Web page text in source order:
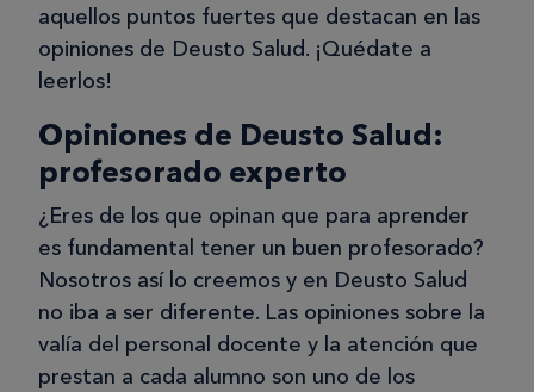
22/04/2025
pediatría
mi experiencia a sido muy
satisfactoria en todos los aspectos y
todo muy completo lo único que a la
hora de conexión tarda muy poco en
desconectarse pero por lo general
esta todo perfecto y muy bien
explicado y seguiré formándome con
aquellos puntos fuertes que destacan en las
opiniones de Deusto Salud. ¡Quédate a
leerlos!
Opiniones de Deusto Salud:
profesorado experto
¿Eres de los que opinan que para aprender
es fundamental tener un buen profesorado?
Nosotros así lo creemos y en Deusto Salud
no iba a ser diferente. Las opiniones sobre la
valía del personal docente y la atención que
prestan a cada alumno son uno de los